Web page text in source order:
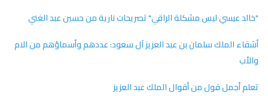
"خالد عيسي ليس مشكلة الراقي" تصريحات نارية من حسين عبد الغني
أشقاء الملك سلمان بن عبد العزيز آل سعود: عددهم وأسماؤهم من الام
والأب
تعلم أجمل قول من أقوال الملك عبد العزيز